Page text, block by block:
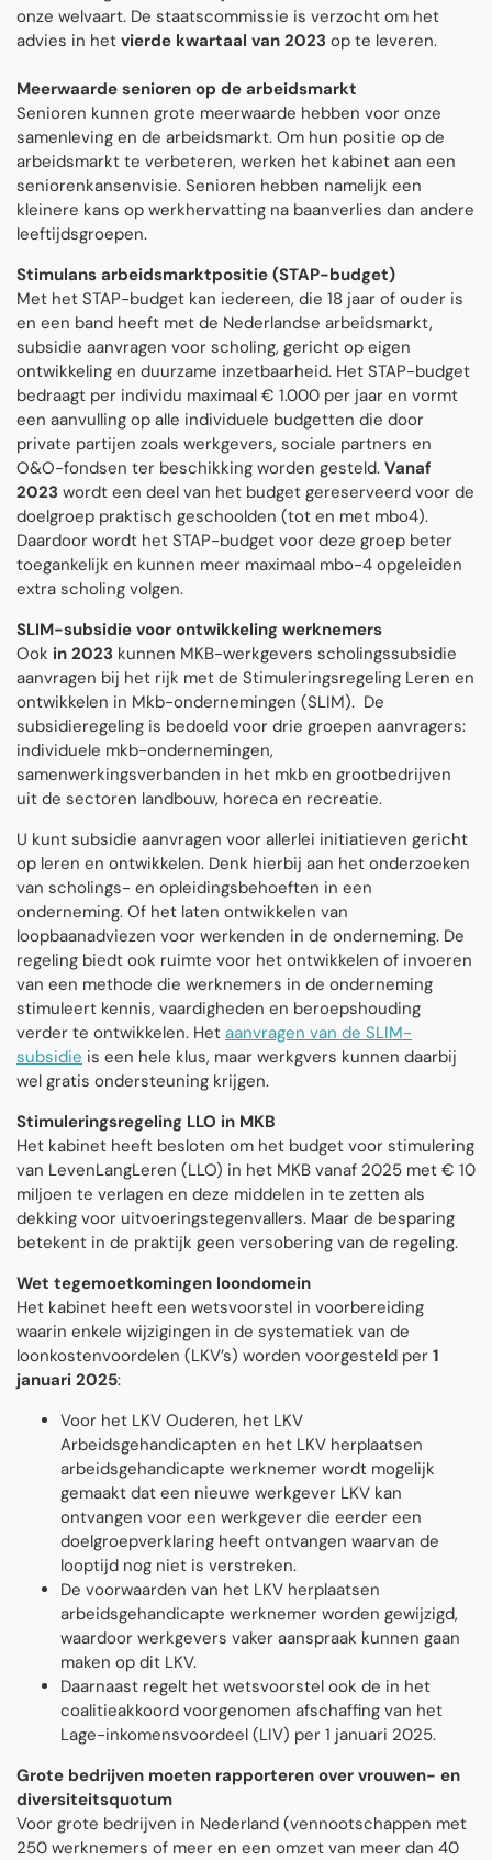
onze welvaart. De staatscommissie is verzocht om het
advies in het vierde kwartaal van 2023 op te leveren.
Meerwaarde senioren op de arbeidsmarkt
Senioren kunnen grote meerwaarde hebben voor onze
samenleving en de arbeidsmarkt. Om hun positie op de
arbeidsmarkt te verbeteren, werken het kabinet aan een
seniorenkansenvisie. Senioren hebben namelijk een
kleinere kans op werkhervatting na baanverlies dan andere
leeftijdsgroepen.
Stimulans arbeidsmarktpositie (STAP-budget)
Met het STAP-budget kan iedereen, die 18 jaar of ouder is
en een band heeft met de Nederlandse arbeidsmarkt,
subsidie aanvragen voor scholing, gericht op eigen
ontwikkeling en duurzame inzetbaarheid. Het STAP-budget
bedraagt per individu maximaal € 1.000 per jaar en vormt
een aanvulling op alle individuele budgetten die door
private partijen zoals werkgevers, sociale partners en
O&O-fondsen ter beschikking worden gesteld. Vanaf
2023 wordt een deel van het budget gereserveerd voor de
doelgroep praktisch geschoolden (tot en met mbo4).
Daardoor wordt het STAP-budget voor deze groep beter
toegankelijk en kunnen meer maximaal mbo-4 opgeleiden
extra scholing volgen.
SLIM-subsidie voor ontwikkeling werknemers
Ook in 2023 kunnen MKB-werkgevers scholingssubsidie
aanvragen bij het rijk met de Stimuleringsregeling Leren en
ontwikkelen in Mkb-ondernemingen (SLIM). De
subsidieregeling is bedoeld voor drie groepen aanvragers:
individuele mkb-ondernemingen,
samenwerkingsverbanden in het mkb en grootbedrijven
uit de sectoren landbouw, horeca en recreatie.
U kunt subsidie aanvragen voor allerlei initiatieven gericht
op leren en ontwikkelen. Denk hierbij aan het onderzoeken
van scholings- en opleidingsbehoeften in een
onderneming. Of het laten ontwikkelen van
loopbaanadviezen voor werkenden in de onderneming. De
regeling biedt ook ruimte voor het ontwikkelen of invoeren
van een methode die werknemers in de onderneming
stimuleert kennis, vaardigheden en beroepshouding
verder te ontwikkelen. Het aanvragen van de SLIM-
subsidie is een hele klus, maar werkgvers kunnen daarbij
wel gratis ondersteuning krijgen.
Stimuleringsregeling LLO in MKB
Het kabinet heeft besloten om het budget voor stimulering
van LevenLangLeren (LLO) in het MKB vanaf 2025 met € 10
miljoen te verlagen en deze middelen in te zetten als
dekking voor uitvoeringstegenvallers. Maar de besparing
betekent in de praktijk geen versobering van de regeling.
Wet tegemoetkomingen loondomein
Het kabinet heeft een wetsvoorstel in voorbereiding
waarin enkele wijzigingen in de systematiek van de
loonkostenvoordelen (LKV’s) worden voorgesteld per 1
januari 2025:
Voor het LKV Ouderen, het LKV
Arbeidsgehandicapten en het LKV herplaatsen
arbeidsgehandicapte werknemer wordt mogelijk
gemaakt dat een nieuwe werkgever LKV kan
ontvangen voor een werkgever die eerder een
doelgroepverklaring heeft ontvangen waarvan de
looptijd nog niet is verstreken.
De voorwaarden van het LKV herplaatsen
arbeidsgehandicapte werknemer worden gewijzigd,
waardoor werkgevers vaker aanspraak kunnen gaan
maken op dit LKV.
Daarnaast regelt het wetsvoorstel ook de in het
coalitieakkoord voorgenomen afschaffing van het
Lage-inkomensvoordeel (LIV) per 1 januari 2025.
Grote bedrijven moeten rapporteren over vrouwen- en
diversiteitsquotum
Voor grote bedrijven in Nederland (vennootschappen met
250 werknemers of meer en een omzet van meer dan 40